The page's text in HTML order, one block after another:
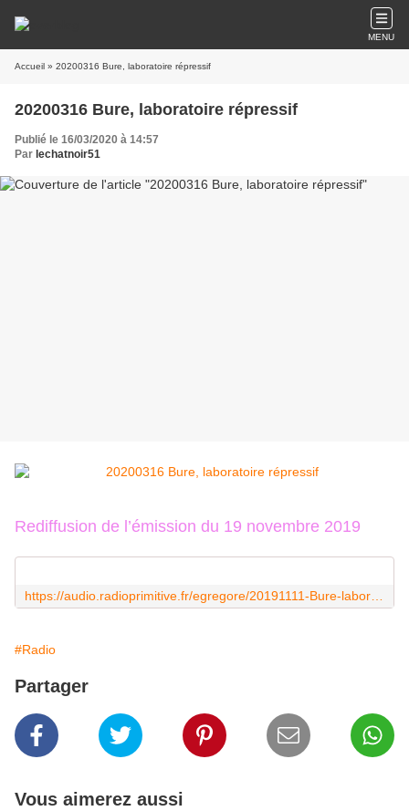
MENU
Accueil » 20200316 Bure, laboratoire répressif
20200316 Bure, laboratoire répressif
Publié le 16/03/2020 à 14:57
Par lechatnoir51
Rediffusion de l’émission du 19 novembre 2019
#Radio
Partager
Vous aimerez aussi